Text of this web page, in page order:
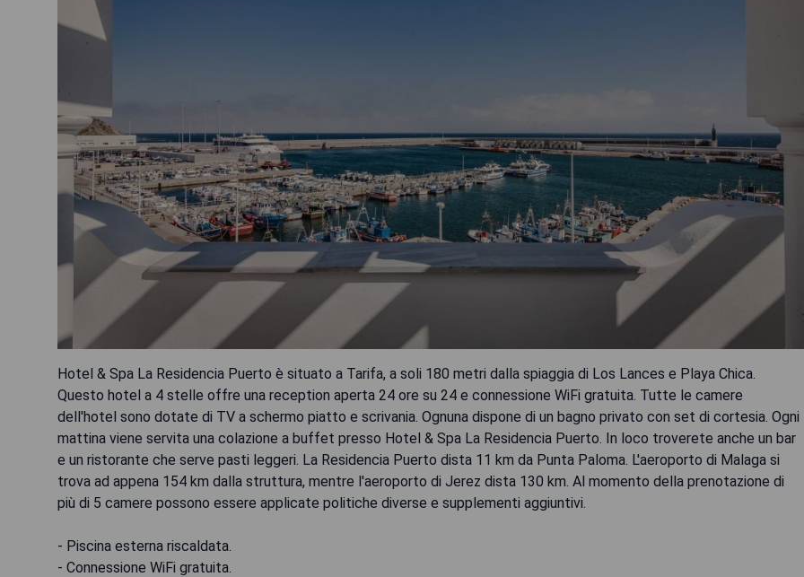
Hotel & Spa La Residencia Puerto è situato a Tarifa, a soli 180 metri dalla spiaggia di Los Lances e Playa Chica.
Questo hotel a 4 stelle offre una reception aperta 24 ore su 24 e connessione WiFi gratuita. Tutte le camere
dell'hotel sono dotate di TV a schermo piatto e scrivania. Ognuna dispone di un bagno privato con set di cortesia. Ogni
mattina viene servita una colazione a buffet presso Hotel & Spa La Residencia Puerto. In loco troverete anche un bar
e un ristorante che serve pasti leggeri. La Residencia Puerto dista 11 km da Punta Paloma. L'aeroporto di Malaga si
trova ad appena 154 km dalla struttura, mentre l'aeroporto di Jerez dista 130 km. Al momento della prenotazione di
più di 5 camere possono essere applicate politiche diverse e supplementi aggiuntivi.
- Piscina esterna riscaldata.
- Connessione WiFi gratuita.